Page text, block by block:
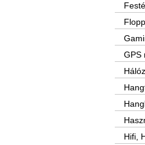
GPS
Hifi,